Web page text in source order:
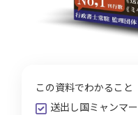
この資料でわかること
送出し国ミャンマー